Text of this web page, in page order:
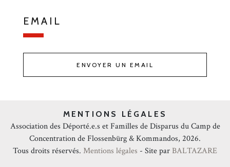
EMAIL
ENVOYER UN EMAIL
MENTIONS LÉGALES
Association des Déporté.e.s et Familles de Disparus du Camp de
Concentration de Flossenbürg & Kommandos, 2026.
Tous droits réservés. Mentions légales - Site par BALTAZARE